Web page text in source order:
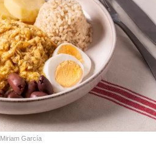
Miriam García